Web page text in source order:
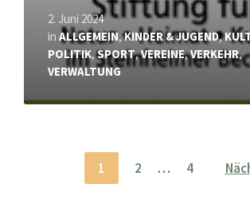
2. Juni 2024
in ALLGEMEIN,KINDER & JUGEND,
POLITIK,SPORT,VEREINE,VERKEHR,
VERWALTUNG
1 2 … 4